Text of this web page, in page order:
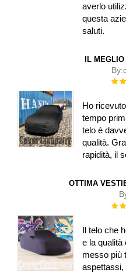
averlo
questa
saluti.
IL
By:
Ho
tempo
telo è
qualità.
rapidità, il
OTTIMA
Il telo che
e la qualità
messo più
aspettassi,